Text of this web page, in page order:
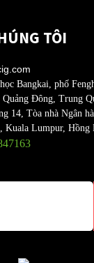
TÔI
Bangkai, phố
Đông, Trung
14, Tòa nhà Ngân
Kuala Lumpur, Hồng